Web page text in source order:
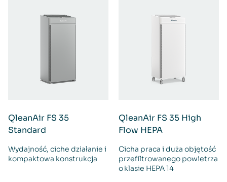
QleanAir FS 35
Standard
Wydajność, ciche działanie i
kompaktowa konstrukcja
QleanAir FS 35 High
Flow HEPA
Cicha praca i duża objętość
przefiltrowanego powietrza
o klasie HEPA 14